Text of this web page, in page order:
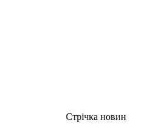
Стрічка новин